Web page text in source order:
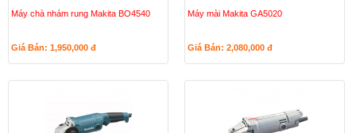
Máy chà nhám rung Makita BO4540
Giá Bán: 1,950,000 đ
Máy mài Makita GA5020
Giá Bán: 2,080,000 đ